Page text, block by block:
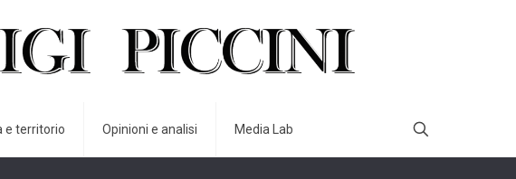
e territorio Opinioni e analisi Media Lab